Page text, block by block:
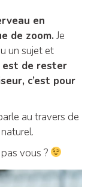
en
de zoom. Je
un sujet et
est de rester
c’est pour
au travers de
vous ?